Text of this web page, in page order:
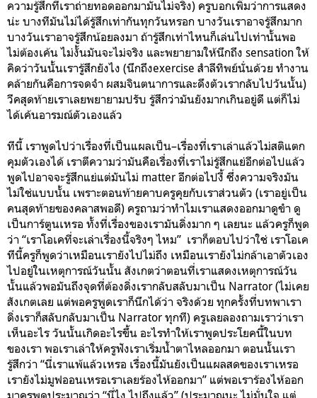
ความรู้สึกที่เราถ่ายทอดออกมามันไม่จริง) ครูบอกเพิ่มว่าการแสดง
น่ะ บางทีมันไม่ได้รู้สึกเท่ากันทุกวันหรอก บางวันเราอาจรู้สึกมาก
บางวันเราอาจรู้สึกน้อยลงมา ถ้ารู้สึกเท่าไหนก็เล่นไปเท่านั้นพอ
ไม่ต้องเค้น ไม่งั้นมันจะไม่จริง และพยายามให้นึกถึง sensation ให้
คิดว่าวันนั้นเรารู้สึกยังไง (นึกถึงexercise สำลีทิพย์นั่นด้วย ทำงาน
คล้ายกันคือการจดจำ ผสมจินตนาการและดึงตัวเรากลับไปวันนั้น)
วีคสุดท้ายเราเลยพยายามปรับ รู้สึกว่ามันยังมากเกินอยู่ดี แต่ก็ไม่
ได้เค้นอารมณ์ตัวเองแล้ว
ทีนี้ เราพูดไปว่าเรื่องที่เป็นแผลเป็น–เรื่องที่เราเล่าแล้วไม่สติแตก
คุมตัวเองได้ เราตีความว่ามันคือเรื่องที่เราไม่รู้สึกแย่อีกต่อไปแล้ว
พูดไปอาจจะรู้สึกแย่แต่มันไม่ matter อีกต่อไปงี้ ซึ่งความจริงมัน
ไม่ใช่แบบนั้น เพราะตอนท้ายคาบครูคุยกับเราส่วนตัว (เราอยู่เป็น
คนสุดท้ายของคลาสพอดี) ครูถามว่าทำไมเราแสดงออกมาดูขำ ดู
เป็นการ์ตูนเหรอ ทั้งที่เรื่องของเรามันดิ่งมาก ๆ เลยนะ แล้วครูก็พูด
ว่า “เราโอเคที่จะเล่าเรื่องนี้จริงๆ ไหม” เราก็ตอบไปว่าใช่ เราโอเค
ทีนี้ครูก็พูดว่าเหมือนเรายังไปไม่ถึง เหมือนเรายังไม่กล้าเอาตัวเอง
ไปอยู่ในเหตุการณ์วันนั้น สังเกตว่าตอนที่เราแสดงเหตุการณ์วัน
นั้นแล้วพอมันถึงจุดที่ต้องดิ่งเรากลับสลับมาเป็น Narrator (ไม่เคย
สังเกตเลย แต่พอครูพูดเราก็นึกได้ว่า จริงด้วย ทุกครั้งที่บทพาเรา
ดิ่งเราก็สลับกลับมาเป็น Narrator ทุกที) ครูเลยลองถามเราว่าเรา
เห็นอะไร วันนั้นเกิดอะไรขึ้น อะไรทำให้เราพูดประโยคนี้ในบท
ของเรา พอเราเล่าให้ครูฟังเราเริ่มน้ำตาไหลออกมา ตอนนั้นเรา
รู้สึกว่า “นี่เราแพ้แล้วเหรอ เรื่องนี้มันยังเป็นแผลสดของเราเหรอ
เรายังไม่มูฟออนเหรอเราเลยร้องไห้ออกมา” แต่พอเราร้องไห้ออก
มาครูพูดประมาณว่า “นี่ไง ไปถึงแล้ว” (ประมาณนะ ไม่มั่นใจ แต่